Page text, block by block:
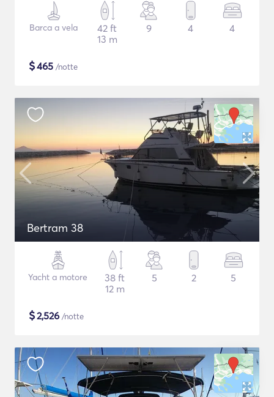
Barca a vela
42 ft
13 m
9 4 4
$465 /notte
Bertram 38
Yacht a motore
38 ft
12 m
5 2 5
$2,526 /notte